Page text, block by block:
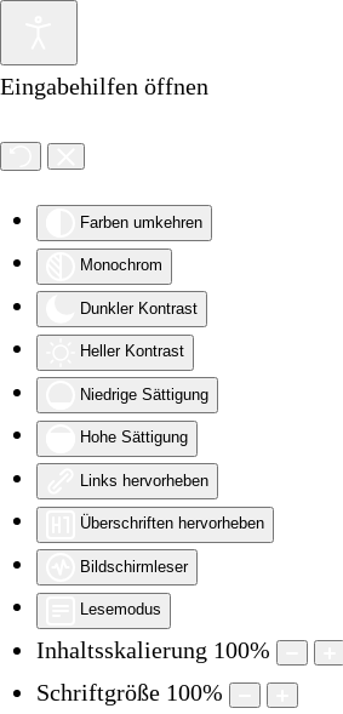
Eingabehilfen öffnen
Farben umkehren
Monochrom
Dunkler Kontrast
Heller Kontrast
Niedrige Sättigung
Hohe Sättigung
Links hervorheben
Überschriften hervorheben
Bildschirmleser
Lesemodus
Inhaltsskalierung 100%
Schriftgröße 100%
Zum Hauptinhalt springen